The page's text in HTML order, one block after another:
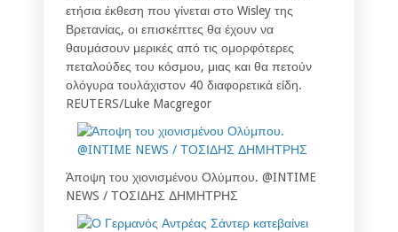
ετήσια έκθεση που γίνεται στο Wisley της
Βρετανίας, οι επισκέπτες θα έχουν να
θαυμάσουν μερικές από τις ομορφότερες
πεταλούδες του κόσμου, μιας και θα πετούν
ολόγυρα τουλάχιστον 40 διαφορετικά είδη.
REUTERS/Luke Macgregor
Άποψη του χιονισμένου Ολύμπου. @INTIME
NEWS / ΤΟΣΙΔΗΣ ΔΗΜΗΤΡΗΣ